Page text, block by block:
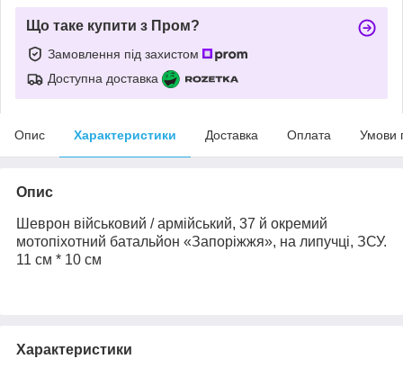
Що таке купити з Пром?
Замовлення під захистом
Доступна доставка
Опис Характеристики Доставка Оплата Умови
Опис
Шеврон військовий / армійський, 37 й окремий
мотопіхотний батальйон «Запоріжжя», на липучці, ЗСУ.
11 см * 10 см
Характеристики